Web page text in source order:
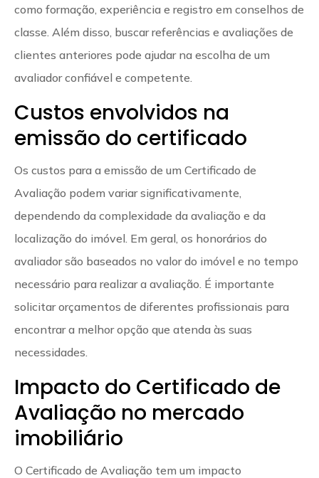
como formação, experiência e registro em conselhos de
classe. Além disso, buscar referências e avaliações de
clientes anteriores pode ajudar na escolha de um
avaliador confiável e competente.
Custos envolvidos na
emissão do certificado
Os custos para a emissão de um Certificado de
Avaliação podem variar significativamente,
dependendo da complexidade da avaliação e da
localização do imóvel. Em geral, os honorários do
avaliador são baseados no valor do imóvel e no tempo
necessário para realizar a avaliação. É importante
solicitar orçamentos de diferentes profissionais para
encontrar a melhor opção que atenda às suas
necessidades.
Impacto do Certificado de
Avaliação no mercado
imobiliário
O Certificado de Avaliação tem um impacto